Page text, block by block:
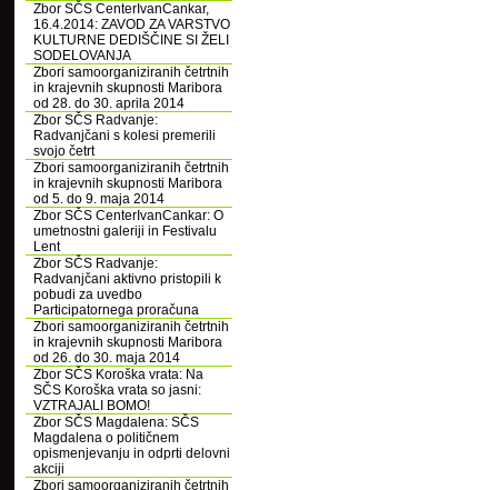
Zbor SČS CenterIvanCankar,
16.4.2014: ZAVOD ZA VARSTVO
KULTURNE DEDIŠČINE SI ŽELI
SODELOVANJA
Zbori samoorganiziranih četrtnih
in krajevnih skupnosti Maribora
od 28. do 30. aprila 2014
Zbor SČS Radvanje:
Radvanjčani s kolesi premerili
svojo četrt
Zbori samoorganiziranih četrtnih
in krajevnih skupnosti Maribora
od 5. do 9. maja 2014
Zbor SČS CenterIvanCankar: O
umetnostni galeriji in Festivalu
Lent
Zbor SČS Radvanje:
Radvanjčani aktivno pristopili k
pobudi za uvedbo
Participatornega proračuna
Zbori samoorganiziranih četrtnih
in krajevnih skupnosti Maribora
od 26. do 30. maja 2014
Zbor SČS Koroška vrata: Na
SČS Koroška vrata so jasni:
VZTRAJALI BOMO!
Zbor SČS Magdalena: SČS
Magdalena o političnem
opismenjevanju in odprti delovni
akciji
Zbori samoorganiziranih četrtnih